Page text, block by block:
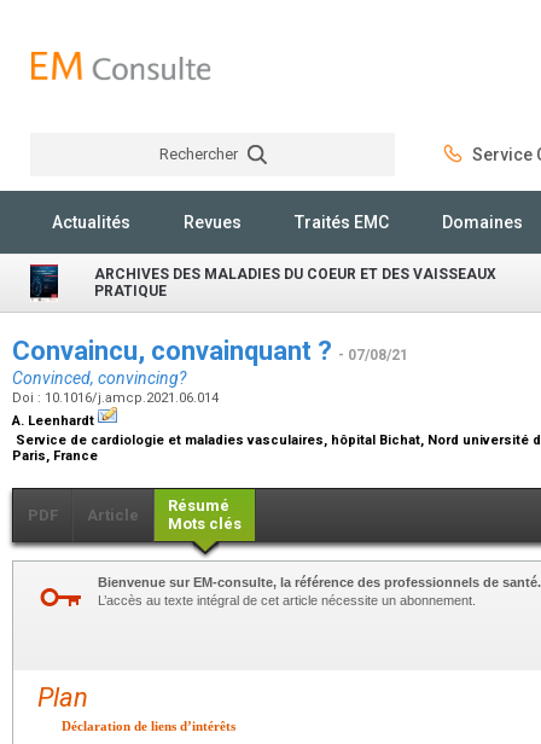
Rechercher Service
Actualités Revues Traités EMC Domaines
ARCHIVES DES MALADIES DU COEUR ET DES VAISSEAUX
PRATIQUE
Convaincu, convainquant ? - 07/08/21
Convinced, convincing?
Doi : 10.1016/j.amcp.2021.06.014
A. Leenhardt
Service de cardiologie et maladies vasculaires, hôpital Bichat, Nord université
Paris, France
PDF Article
Résumé
Mots clés
Bienvenue sur EM-consulte, la référence des professionnels de santé.
L’accès au texte intégral de cet article nécessite un abonnement.
Plan
Déclaration de liens d’intérêts